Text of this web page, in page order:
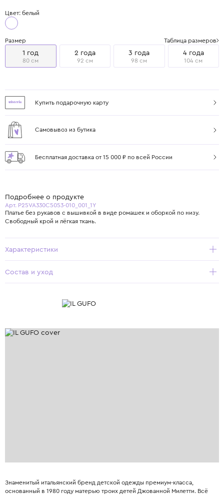
Цвет: белый
Размер Таблица размеров
1 год
80 см
2 года
92 см
3 года
98 см
4 года
104 см
Купить подарочную карту
Самовывоз из бутика
Бесплатная доставка от 15 000 ₽ по всей России
Подробнее о продукте
Арт. P25VA330C5053-010_001_1Y
Платье без рукавов с вышивкой в виде ромашек и оборкой по низу.
Свободный крой и лёгкая ткань.
Характеристики
Состав и уход
Знаменитый итальянский бренд детской одежды премиум-класса,
основанный в 1980 году матерью троих детей Джованной Милетти. Всё